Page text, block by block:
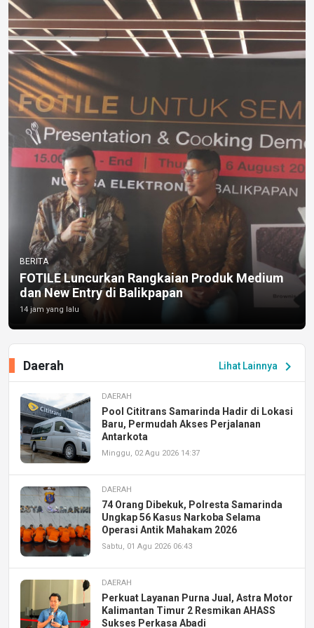
BERITA
FOTILE Luncurkan Rangkaian Produk Medium
dan New Entry di Balikpapan
14 jam yang lalu
Lihat Lainnya chevron_right
Daerah
DAERAH
Pool Cititrans Samarinda Hadir di Lokasi
Baru, Permudah Akses Perjalanan
Antarkota
Minggu, 02 Agu 2026 14:37
DAERAH
74 Orang Dibekuk, Polresta Samarinda
Ungkap 56 Kasus Narkoba Selama
Operasi Antik Mahakam 2026
Sabtu, 01 Agu 2026 06:43
DAERAH
Perkuat Layanan Purna Jual, Astra Motor
Kalimantan Timur 2 Resmikan AHASS
Sukses Perkasa Abadi